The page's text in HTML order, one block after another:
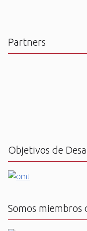
Partners
Objetivos de
Somos miembros